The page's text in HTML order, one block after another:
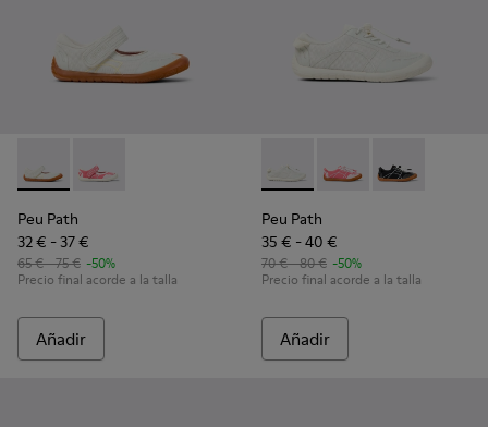
Peu Path - K800692-001 - Zapatos de tejido y piel blancos
Peu Path - K800692-002 - Zapatos de tejido rosa
Peu Path
32 € - 37 €
65 € - 75 € -50%
Precio final acorde a la talla
Añadir
Peu Path - K800691-001 -
Peu Path -Peu Path -
Peu Path
35 € - 40 €
70 € - 80 € -50%
Precio final acorde a la talla
Añadir